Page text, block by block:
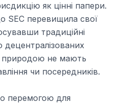
як цінні папери.
SEC перевищила свої
традиційні
децентралізованих
природою не мають
чи посередників.
перемогою для